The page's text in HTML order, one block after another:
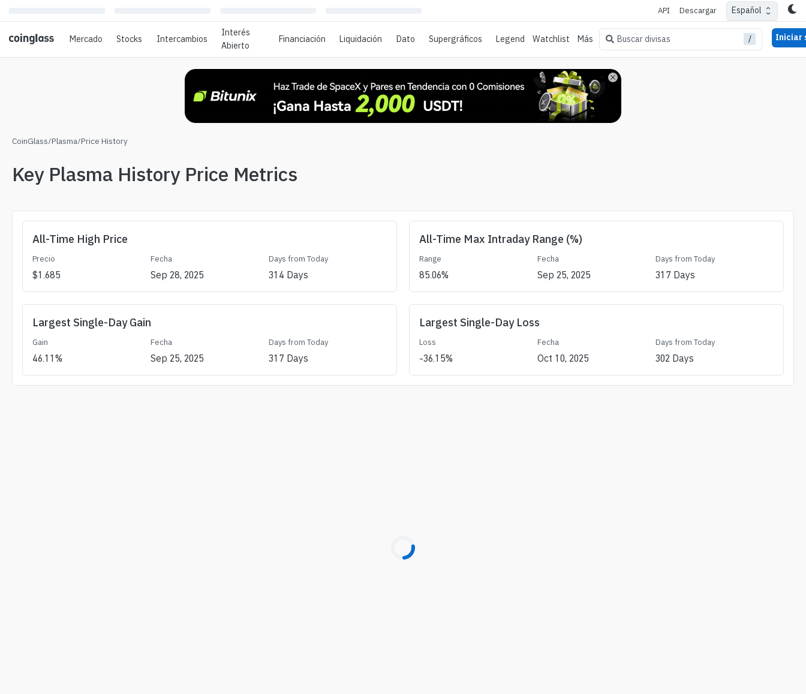
API Descargar Español
Mercado Stocks Intercambios
Interés
Abierto
Financiación Liquidación Dato Supergráficos Legend Watchlist Más Buscar divisas / Iniciar
CoinGlass/Plasma/Price History
Key Plasma History Price Metrics
All-Time High Price
Precio
$1.685
Fecha
Sep 28, 2025
Days from Today
314 Days
All-Time Max Intraday Range (%)
Range
85.06%
Fecha
Sep 25, 2025
Days from Today
317 Days
Largest Single-Day Gain
Gain
46.11 %
Fecha
Sep 25, 2025
Days from Today
317 Days
Largest Single-Day Loss
Loss
-36.15%
Fecha
Oct 10, 2025
Days from Today
302 Days